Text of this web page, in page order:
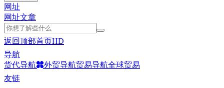
网址
网址文章
返回顶部首页HD
导航
货代导航
外贸导航贸易导航全球贸易
友链